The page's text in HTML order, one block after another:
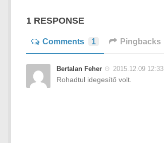
1 RESPONSE
Comments 1 Pingbacks
Bertalan Feher 2015.12.09 12:33
Rohadtul idegesítő volt.